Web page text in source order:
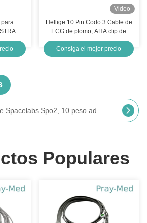
para
Video
Hellige 10 Pin Codo 3 Cable de
ECG de plomo, AHA clip de
caimán de caimán de ECG
Consiga el mejor precio
Populares